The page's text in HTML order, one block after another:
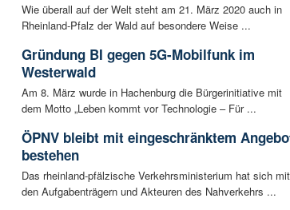
Wie überall auf der Welt steht am 21. März 2020 auch in
Rheinland-Pfalz der Wald auf besondere Weise ...
Gründung BI gegen 5G-Mobilfunk im
Westerwald
Am 8. März wurde in Hachenburg die Bürgerinitiative mit
dem Motto „Leben kommt vor Technologie – Für ...
ÖPNV bleibt mit eingeschränktem
bestehen
Das rheinland-pfälzische Verkehrsministerium hat sich mit
den Aufgabenträgern und Akteuren des Nahverkehrs ...